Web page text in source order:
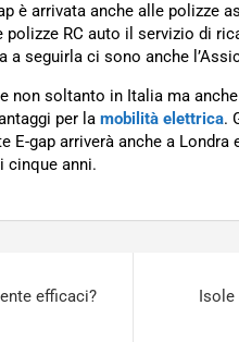
è arrivata anche alle polizze
RC auto il servizio di
a seguirla ci sono anche
soltanto in Italia ma
per la mobilità elettrica.
E-gap arriverà anche a
cinque anni.
efficaci?
Isole